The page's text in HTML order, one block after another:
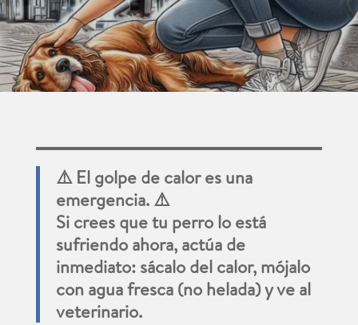
⚠️ El golpe de calor es una
emergencia. ⚠️
Si crees que tu perro lo está
sufriendo ahora, actúa de
inmediato: sácalo del calor, mójalo
con agua fresca (no helada) y ve al
veterinario.